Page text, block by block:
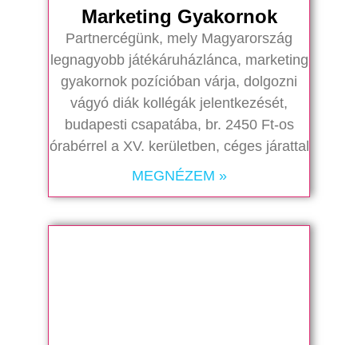
Marketing Gyakornok
Partnercégünk, mely Magyarország
legnagyobb játékáruházlánca, marketing
gyakornok pozícióban várja, dolgozni
vágyó diák kollégák jelentkezését,
budapesti csapatába, br. 2450 Ft-os
órabérrel a XV. kerületben, céges járattal
MEGNÉZEM »